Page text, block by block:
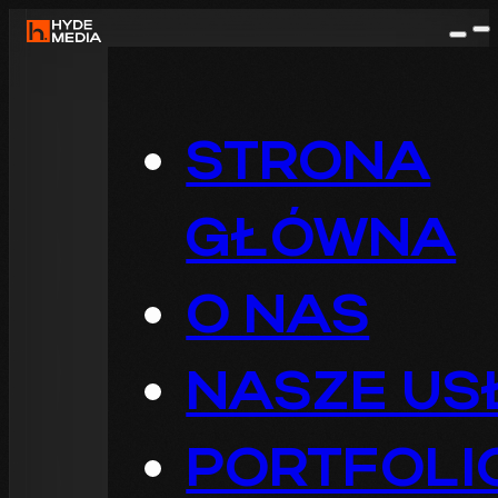
STRONA
GŁÓWNA
O NAS
NASZE